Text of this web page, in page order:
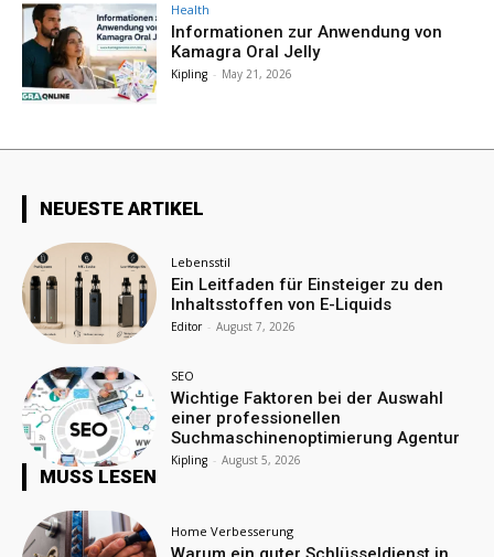
Health
Informationen zur Anwendung von
Kamagra Oral Jelly
Kipling - May 21, 2026
NEUESTE ARTIKEL
Lebensstil
Ein Leitfaden für Einsteiger zu den
Inhaltsstoffen von E-Liquids
Editor - August 7, 2026
SEO
Wichtige Faktoren bei der Auswahl
einer professionellen
Suchmaschinenoptimierung Agentur
Kipling - August 5, 2026
MUSS LESEN
Home Verbesserung